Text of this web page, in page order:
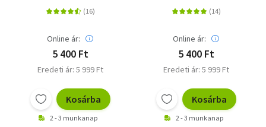
Online ár:
5 400 Ft
Eredeti ár: 5 999 Ft
Kosárba
2 - 3 munkanap
Online ár:
5 400 Ft
Eredeti ár: 5 999 Ft
Kosárba
2 - 3 munkanap